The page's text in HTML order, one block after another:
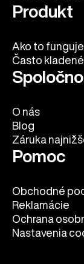
Produkt
Ako to funguje
Často
O nás
Blog
Záruka
Pomoc
Obchodné
Reklamácie
Ochrana
Nastavenia